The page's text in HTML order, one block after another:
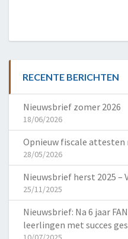
RECENTE BERICHTEN
Nieuwsbrief zomer 2026
18/06/2026
Opnieuw fiscale attesten
28/05/2026
Nieuwsbrief herst 2025 –
25/11/2025
Nieuwsbrief: Na 6 jaar
leerlingen met succes